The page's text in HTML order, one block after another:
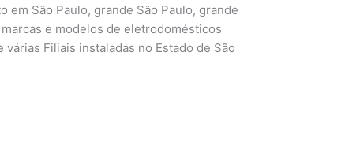
em São Paulo, grande São Paulo, grande
e modelos de eletrodomésticos
Filiais instaladas no Estado de São